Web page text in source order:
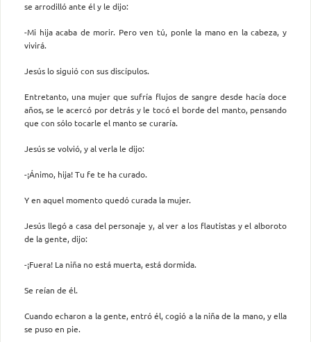
se arrodilló ante él y le dijo:
-Mi hija acaba de morir. Pero ven tú, ponle la mano en la cabeza, y
vivirá.
Jesús lo siguió con sus discípulos.
Entretanto, una mujer que sufría flujos de sangre desde hacía doce
años, se le acercó por detrás y le tocó el borde del manto, pensando
que con sólo tocarle el manto se curaría.
Jesús se volvió, y al verla le dijo:
-¡Ánimo, hija! Tu fe te ha curado.
Y en aquel momento quedó curada la mujer.
Jesús llegó a casa del personaje y, al ver a los flautistas y el alboroto
de la gente, dijo:
-¡Fuera! La niña no está muerta, está dormida.
Se reían de él.
Cuando echaron a la gente, entró él, cogió a la niña de la mano, y ella
se puso en pie.